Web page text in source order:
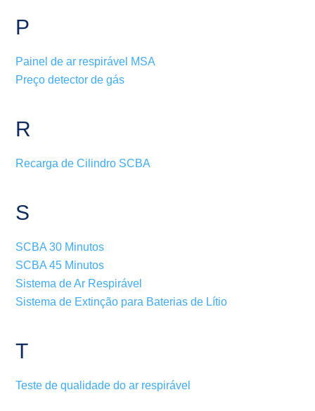
P
Painel de ar respirável MSA
Preço detector de gás
R
Recarga de Cilindro SCBA
S
SCBA 30 Minutos
SCBA 45 Minutos
Sistema de Ar Respirável
Sistema de Extinção para Baterias de Lítio
T
Teste de qualidade do ar respirável